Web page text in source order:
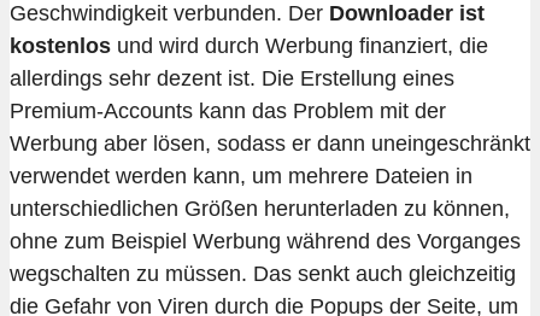
Geschwindigkeit verbunden. Der Downloader ist
kostenlos und wird durch Werbung finanziert, die
allerdings sehr dezent ist. Die Erstellung eines
Premium-Accounts kann das Problem mit der
Werbung aber lösen, sodass er dann uneingeschränkt
verwendet werden kann, um mehrere Dateien in
unterschiedlichen Größen herunterladen zu können,
ohne zum Beispiel Werbung während des Vorganges
wegschalten zu müssen. Das senkt auch gleichzeitig
die Gefahr von Viren durch die Popups der Seite, um